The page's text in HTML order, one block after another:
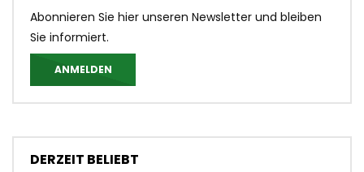
Abonnieren Sie hier unseren Newsletter und bleiben
Sie informiert.
ANMELDEN
DERZEIT BELIEBT